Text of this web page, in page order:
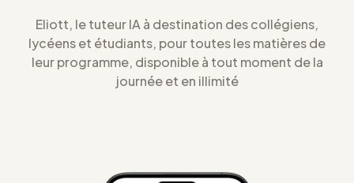
Eliott, le tuteur IA à destination des collégiens,
lycéens et étudiants, pour toutes les matières de
leur programme, disponible à tout moment de la
journée et en illimité